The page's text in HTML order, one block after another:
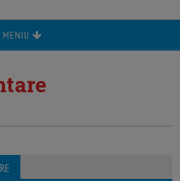
MENIU